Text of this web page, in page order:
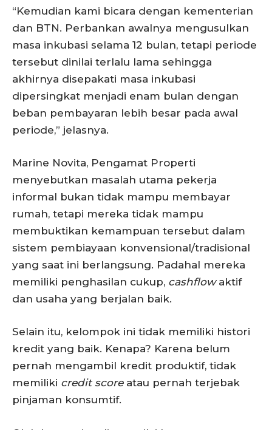
“Kemudian kami bicara dengan kementerian
dan BTN. Perbankan awalnya mengusulkan
masa inkubasi selama 12 bulan, tetapi periode
tersebut dinilai terlalu lama sehingga
akhirnya disepakati masa inkubasi
dipersingkat menjadi enam bulan dengan
beban pembayaran lebih besar pada awal
periode,” jelasnya.
Marine Novita, Pengamat Properti
menyebutkan masalah utama pekerja
informal bukan tidak mampu membayar
rumah, tetapi mereka tidak mampu
membuktikan kemampuan tersebut dalam
sistem pembiayaan konvensional/tradisional
yang saat ini berlangsung. Padahal mereka
memiliki penghasilan cukup, cashflowaktif
dan usaha yang berjalan baik.
Selain itu, kelompok ini tidak memiliki histori
kredit yang baik. Kenapa? Karena belum
pernah mengambil kredit produktif, tidak
memiliki credit scoreatau pernah terjebak
pinjaman konsumtif.